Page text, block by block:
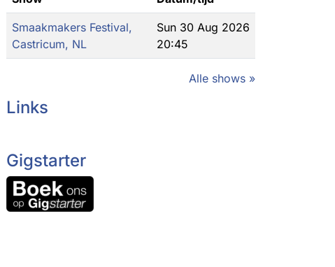
Smaakmakers Festival,
Castricum, NL
Sun 30 Aug 2026
20:45
Alle shows »
Links
Gigstarter